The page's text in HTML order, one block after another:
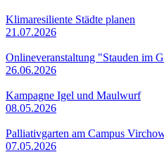
Klimaresiliente Städte planen
21.07.2026
Onlineveranstaltung "Stauden im
26.06.2026
Kampagne Igel und Maulwurf
08.05.2026
Palliativgarten am Campus
07.05.2026